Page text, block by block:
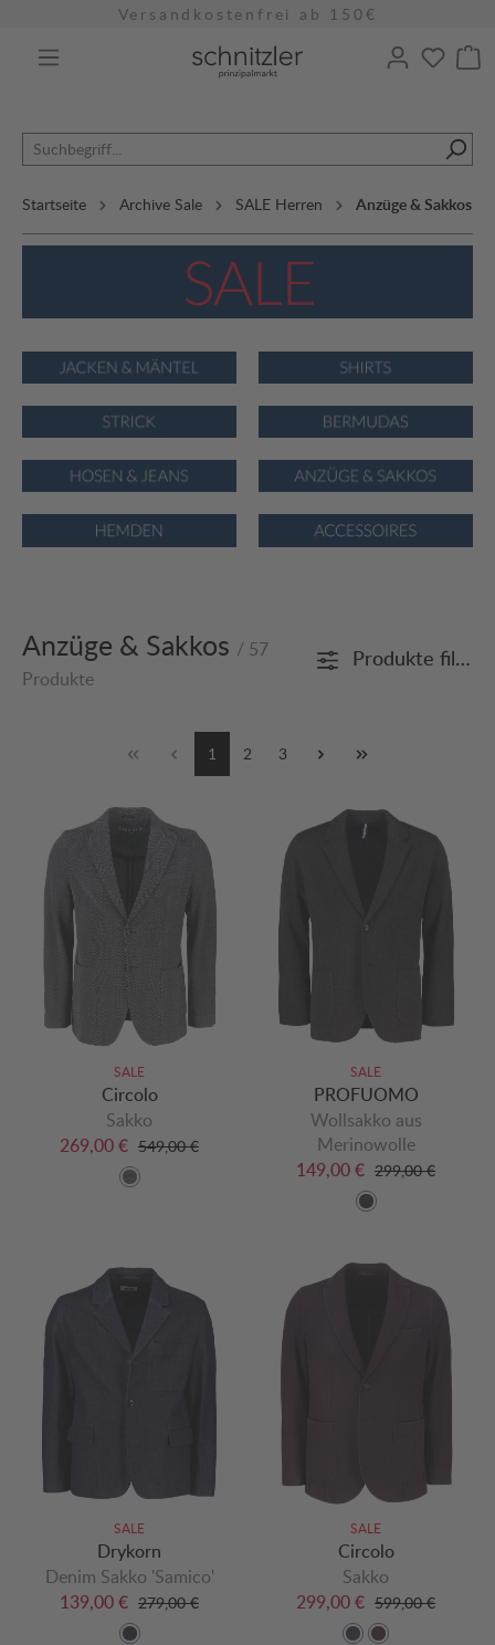
Versandkostenfrei ab 150€
Startseite Archive Sale SALE Herren Anzüge & Sakkos
Anzüge & Sakkos / 57
Produkte
Produkte filtern
1 2 3
SALE
Circolo
Sakko
269,00 € 549,00 €
SALE
PROFUOMO
Wollsakko aus
Merinowolle
149,00 € 299,00 €
SALE
Drykorn
Denim Sakko 'Samico'
139,00 € 279,00 €
SALE
Circolo
Sakko
299,00 € 599,00 €